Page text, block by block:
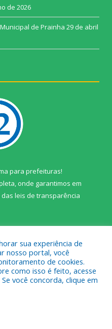
de 2026
de Prainha 29 de abril
para prefeituras!
onde garantimos em
leis de transparência
Municipal de Prainha.
sua experiência de
nosso portal, você
de cookies.
como isso é feito, acesse
Se você concorda, clique em